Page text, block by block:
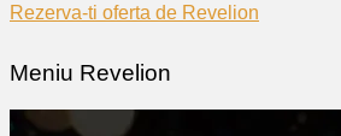
Rezerva-ti oferta de Revelion
Meniu Revelion